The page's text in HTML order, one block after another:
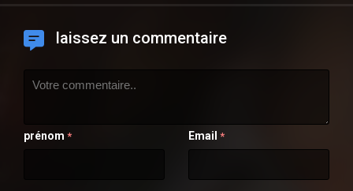
laissez un commentaire
prénom * Email *